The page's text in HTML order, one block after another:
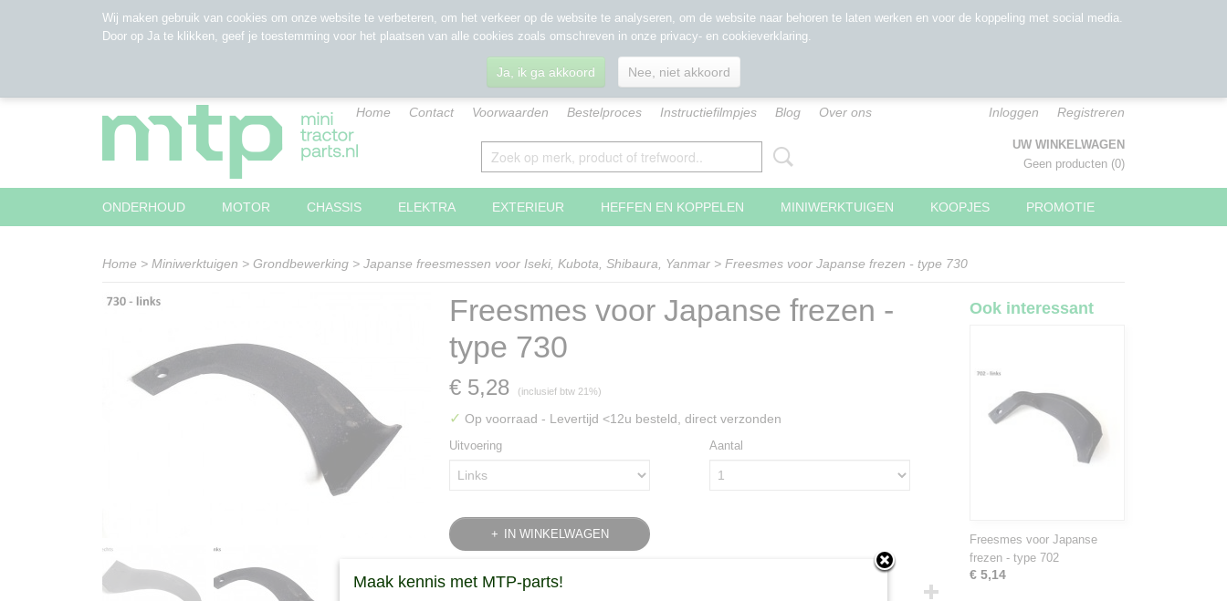
Home Contact Voorwaarden Bestelproces Instructiefilmpjes Blog Over ons Inloggen Registreren
UW WINKELWAGEN
Geen producten (0)
ONDERHOUD MOTOR CHASSIS ELEKTRA EXTERIEUR HEFFEN EN KOPPELEN MINIWERKTUIGEN KOOPJES PROMOTIE
Home > Miniwerktuigen > Grondbewerking > Japanse freesmessen voor Iseki, Kubota, Shibaura, Yanmar > Freesmes voor Japanse frezen - type 730
Freesmes voor Japanse frezen -
type 730
€ 5,28 (inclusief btw 21%)
✓ Op voorraad - Levertijd <12u besteld, direct verzonden
Uitvoering Aantal
IN WINKELWAGEN
Specificaties
Ook interessant
Freesmes voor Japanse
frezen - type 702
€ 5,14
Wij maken gebruik van cookies om onze website te verbeteren, om het verkeer op de website te analyseren, om de website naar behoren te laten werken en voor de koppeling met social media.
Door op Ja te klikken, geef je toestemming voor het plaatsen van alle cookies zoals omschreven in onze privacy- en cookieverklaring.
Ja, ik ga akkoord Nee, niet akkoord
Maak kennis met MTP-parts!